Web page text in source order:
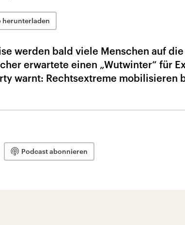
herunterladen
werden bald viele Menschen auf
erwartete einen „Wutwinter“ für
warnt: Rechtsextreme mobilisieren
Podcast abonnieren